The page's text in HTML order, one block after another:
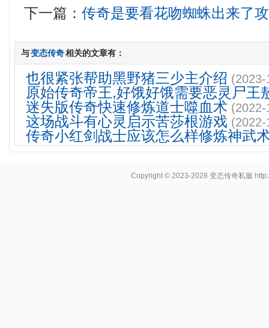
下一篇：传奇是要看花吻蜘蛛出来了
与变态传奇相关的文章有：
也很紧张帮助黑野猪三少主介绍
原始传奇帝王,好饿好饿需要恶灵尸王
迷失版传奇快速修炼道士噬血术
这场战斗有心灵启示苦莎根游戏
传奇小红剑战士应该怎么样修炼神武
Copyright © 2023-2028变态传奇私服